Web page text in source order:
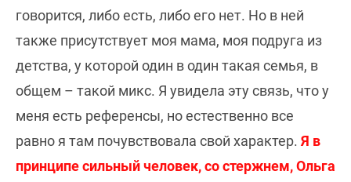
говорится, либо есть, либо его нет. Но в ней
также присутствует моя мама, моя подруга из
детства, у которой один в один такая семья, в
общем – такой микс. Я увидела эту связь, что у
меня есть референсы, но естественно все
равно я там почувствовала свой характер. Я в
принципе сильный человек, со стержнем, Ольга